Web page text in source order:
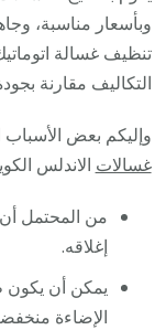
وبأسعار مناسبة،
تنظيف غسالة
التكاليف مقارنة
وإليكم بعض
غسالات الاندلس
من المحتمل
إغلاقه.
يمكن أن يكون
الإضاءة